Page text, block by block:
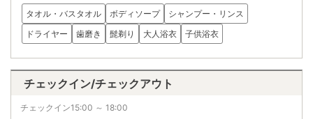
タオル・バスタオル ボディソープ
シャンプー・リンス
ドライヤー
歯磨き 髭剃り 大人浴衣 子供浴衣
チェックイン/チェックアウト
チェックイン15:00 ～ 18:00